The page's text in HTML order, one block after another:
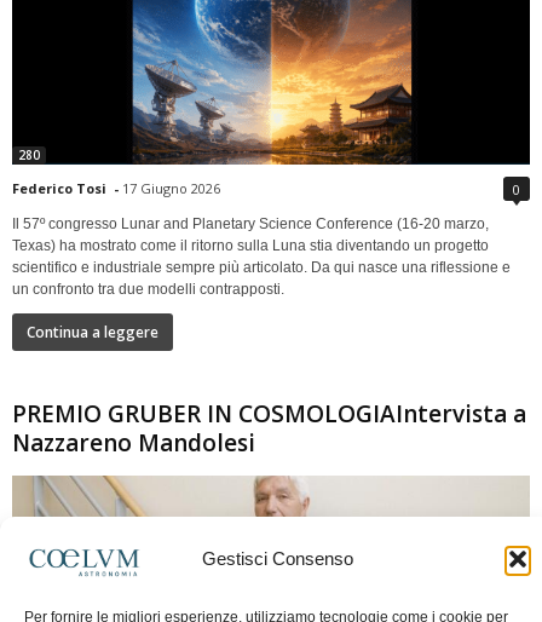
Gestisci Consenso
Per fornire le migliori esperienze, utilizziamo tecnologie come i cookie per
280
Federico Tosi - 17 Giugno 2026 0
Il 57º congresso Lunar and Planetary Science Conference (16-20 marzo,
Texas) ha mostrato come il ritorno sulla Luna stia diventando un progetto
scientifico e industriale sempre più articolato. Da qui nasce una riflessione e
un confronto tra due modelli contrapposti.
Continua a leggere
PREMIO GRUBER IN COSMOLOGIAIntervista a
Nazzareno Mandolesi